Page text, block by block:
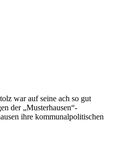
war auf seine ach so gut
der „Musterhausen“-
ihre kommunalpolitischen